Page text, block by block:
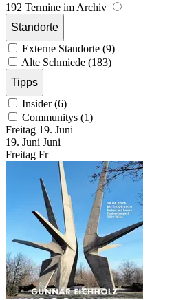
192 Termine im Archiv
Standorte
Externe Standorte (9)
Alte Schmiede (183)
Tipps
Insider (6)
Communitys (1)
Freitag 19. Juni
19. Juni Juni
Freitag Fr